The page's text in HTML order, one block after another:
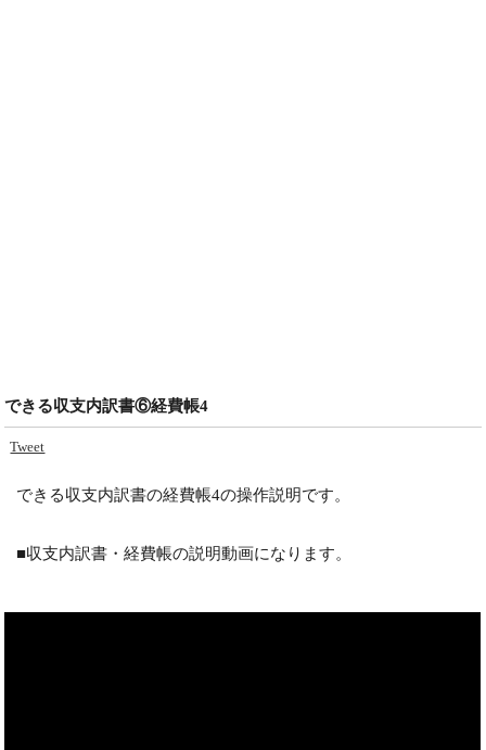
できる収支内訳書⑥経費帳4
Tweet
できる収支内訳書の経費帳4の操作説明です。
■収支内訳書・経費帳の説明動画になります。